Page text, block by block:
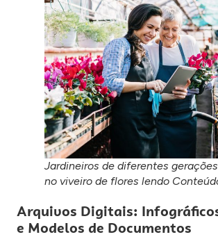
Jardineiros de diferentes
no viveiro de flores lendo
Arquivos Digitais:
e Modelos de Documentos